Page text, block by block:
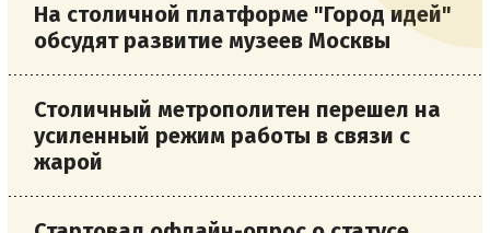
На столичной платформе "Город идей"
обсудят развитие музеев Москвы
Столичный метрополитен перешел на
усиленный режим работы в связи с
жарой